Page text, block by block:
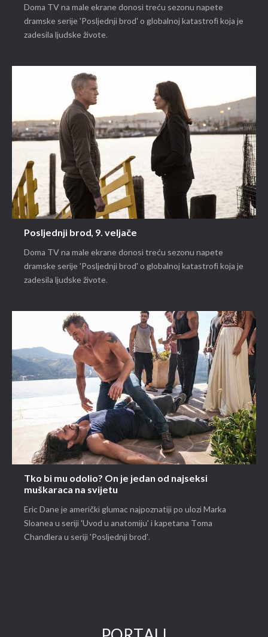
Doma TV na male ekrane donosi treću sezonu napete
dramske serije 'Posljednji brod' o globalnoj katastrofi koja je
zadesila ljudske živote.
Posljednji brod, 9. veljače
Doma TV na male ekrane donosi treću sezonu napete
dramske serije 'Posljednji brod' o globalnoj katastrofi koja je
zadesila ljudske živote.
Tko bi mu odolio? On je jedan od najseksi
muškaraca na svijetu
Eric Dane je američki glumac najpoznatiji po ulozi Marka
Sloanea u seriji 'Uvod u anatomiju' i kapetana Toma
Chandlera u seriji 'Posljednji brod'.